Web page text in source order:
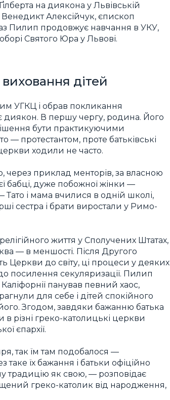
на диякона у Львівській
Венедикт Алексійчук, єпископ
Пилип продовжує навчання в УКУ,
Святого Юра у Львові.
дітей
УГКЦ і обрав покликання
диякон. В першу чергу, родина. Його
бути практикуючими
протестантом, проте батьківські
ходили не часто.
через приклад менторів, за власною
бабці, дуже побожної жінки —
і мама вчилися в одній школі,
сестра і брати виростали у Римо-
життя у Сполучених Штатах,
— в меншості. Після Другого
Церкви до світу, ці процеси у деяких
посилення секуляризації. Пилип
панував певний хаос,
для себе і дітей спокійного
Згодом, завдяки бажанню батька
різні греко-католицькі церкви
єпархії.
так їм там подобалося —
їх бажання і батьки офіційно
традицію як свою, — розповідає
греко-католик від народження,